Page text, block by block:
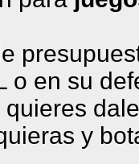
o en su
y